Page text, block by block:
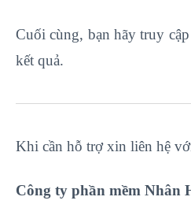
Cuối cùng, bạn hãy truy
kết quả.
Khi cần hỗ trợ xin liên hệ
Công ty phần mềm Nhân